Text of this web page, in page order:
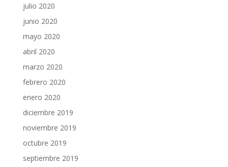
julio 2020
junio 2020
mayo 2020
abril 2020
marzo 2020
febrero 2020
enero 2020
diciembre 2019
noviembre 2019
octubre 2019
septiembre 2019